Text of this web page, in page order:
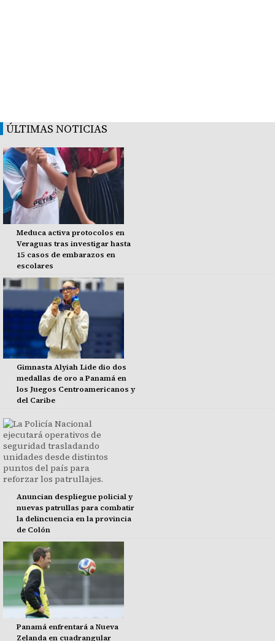
ÚLTIMAS NOTICIAS
Meduca activa protocolos en
Veraguas tras investigar hasta
15 casos de embarazos en
escolares
Gimnasta Alyiah Lide dio dos
medallas de oro a Panamá en
los Juegos Centroamericanos y
del Caribe
Anuncian despliegue policial y
nuevas patrullas para combatir
la delincuencia en la provincia
de Colón
Panamá enfrentará a Nueva
Zelanda en cuadrangular